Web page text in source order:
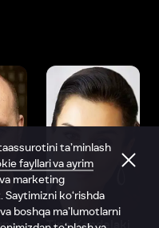
Tina Kandelaki
ta’minlash
fayllari va ayrim
marketing
Saytimizni ko‘rishda
boshqa ma’lumotlarni